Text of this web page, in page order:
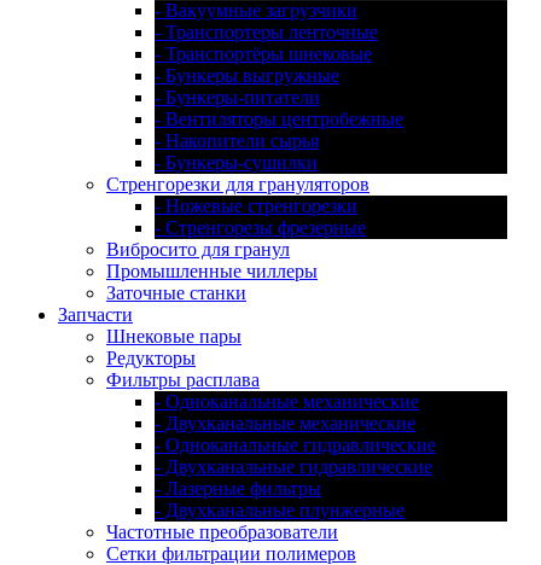
- Вакуумные загрузчики
- Транспортеры ленточные
- Транспортёры шнековые
- Бункеры выгружные
- Бункеры-питатели
- Вентиляторы центробежные
- Накопители сырья
- Бункеры-сушилки
Стренгорезки для грануляторов
- Ножевые стренгорезки
- Стренгорезы фрезерные
Вибросито для гранул
Промышленные чиллеры
Заточные станки
Запчасти
Шнековые пары
Редукторы
Фильтры расплава
- Одноканальные механические
- Двухканальные механические
- Одноканальные гидравлические
- Двухканальные гидравлические
- Лазерные фильтры
- Двухканальные плунжерные
Частотные преобразователи
Сетки фильтрации полимеров